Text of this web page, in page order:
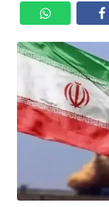
KRIMINAL
EKUIN
SAINS-TEKNO
KESEHATAN
INTERNASIONAL